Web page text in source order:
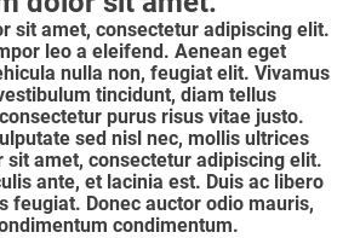
sit amet, consectetur adipiscing elit.
leo a eleifend. Aenean eget
nulla non, feugiat elit. Vivamus
tincidunt, diam tellus
purus risus vitae justo.
sed nisl nec, mollis ultrices
sit amet, consectetur adipiscing elit.
ante, et lacinia est. Duis ac libero
feugiat. Donec auctor odio mauris,
condimentum.